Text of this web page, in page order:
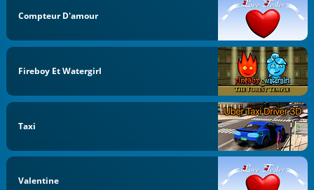
Compteur D'amour
Fireboy Et Watergirl
Taxi
Valentine